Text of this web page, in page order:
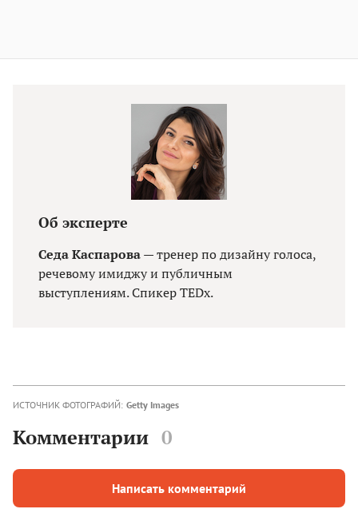
Об эксперте
Седа Каспарова— тренер по дизайну голоса,
речевому имиджу и публичным
выступлениям. Спикер TEDx.
ИСТОЧНИК ФОТОГРАФИЙ: Getty Images
Комментарии 0
Написать комментарий